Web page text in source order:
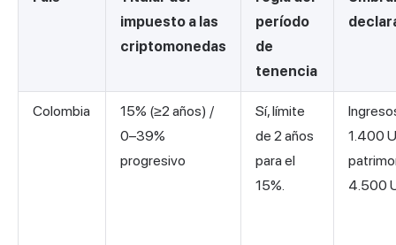
impuesto a las
criptomonedas
período
de
tenencia
Colombia
15% (≥2 años) /
0–39%
progresivo
Sí, límite
de 2 años
para el
15%.
1.400
4.500